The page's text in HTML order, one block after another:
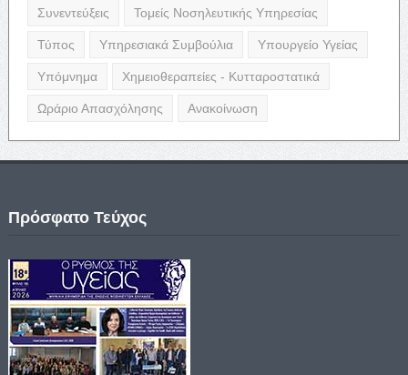
Συνεντεύξεις Τομείς Νοσηλευτικής Υπηρεσίας
Τύπος Υπηρεσιακά Συμβούλια Υπουργείο Υγείας
Υπόμνημα Χημειοθεραπείες - Κυτταροστατικά
Ωράριο Απασχόλησης Ανακοίνωση
Πρόσφατο Τεύχος